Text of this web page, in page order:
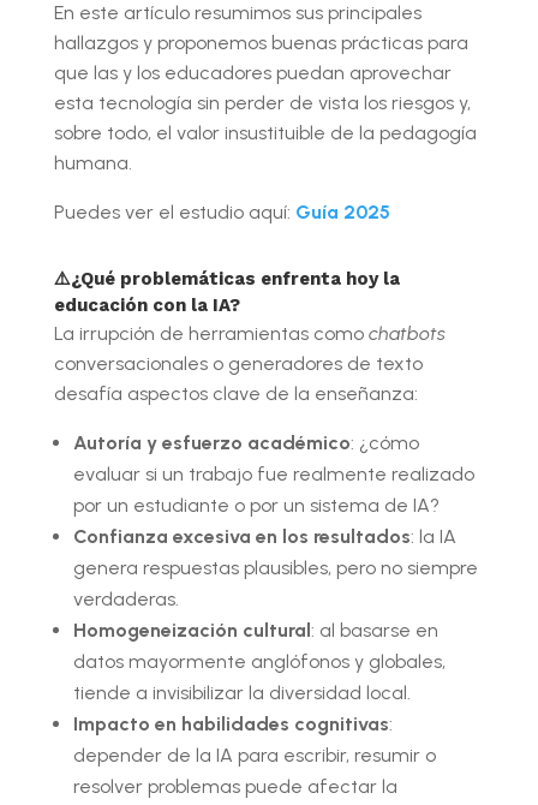
En este artículo resumimos sus principales
hallazgos y proponemos buenas prácticas para
que las y los educadores puedan aprovechar
esta tecnología sin perder de vista los riesgos y,
sobre todo, el valor insustituible de la pedagogía
humana.
Puedes ver el estudio aquí: Guía 2025
⚠️¿Qué problemáticas enfrenta hoy la
educación con la IA?
La irrupción de herramientas como chatbots
conversacionales o generadores de texto
desafía aspectos clave de la enseñanza:
Autoría y esfuerzo académico: ¿cómo
evaluar si un trabajo fue realmente realizado
por un estudiante o por un sistema de IA?
Confianza excesiva en los resultados: la IA
genera respuestas plausibles, pero no siempre
verdaderas.
Homogeneización cultural : al basarse en
datos mayormente anglófonos y globales,
tiende a invisibilizar la diversidad local.
Impacto en habilidades cognitivas:
depender de la IA para escribir, resumir o
resolver problemas puede afectar la